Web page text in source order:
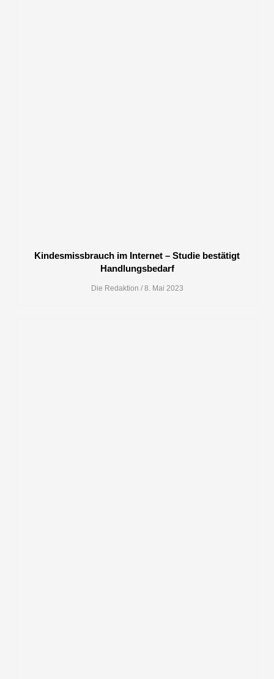
Kindesmissbrauch im Internet – Studie bestätigt
Handlungsbedarf
Die Redaktion 8. Mai 2023